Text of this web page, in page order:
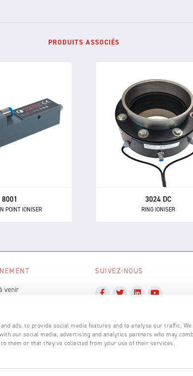
ads, to provide social media features and to analyse our traffic.
our social media, advertising and analytics partners who may
them or that they’ve collected from your use of their services.
PRODUITS ASSOCIÉS
8001
POINT IONISER
POINT IONISER
précision ponctuel
statique
des petits
les composants
3024 DC
RING IONISER
3024 DC
RING IONISER
Le ioniseur annulaire DC
un éliminateur statique en
compact pour neutraliser
matériaux chargés dans
systèmes de transport
pneumatique et les
manipulation de
venir
SUIVEZ-NOUS
• VAT Number: GB586069892